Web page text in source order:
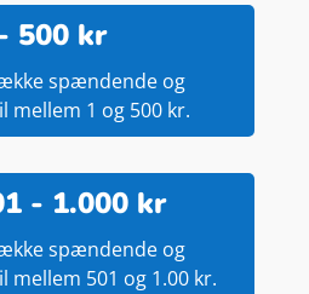
500 kr
spændende og
mellem 1 og 500 kr.
- 1.000 kr
spændende og
mellem 501 og 1.00 kr.